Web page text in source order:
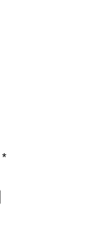
*Obligatorio